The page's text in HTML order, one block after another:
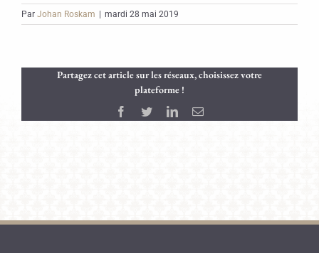
Par Johan Roskam mardi 28 mai 2019
Partagez cet article sur les réseaux, choisissez votre
plateforme !
Facebook
TwitterLinkedInEmail